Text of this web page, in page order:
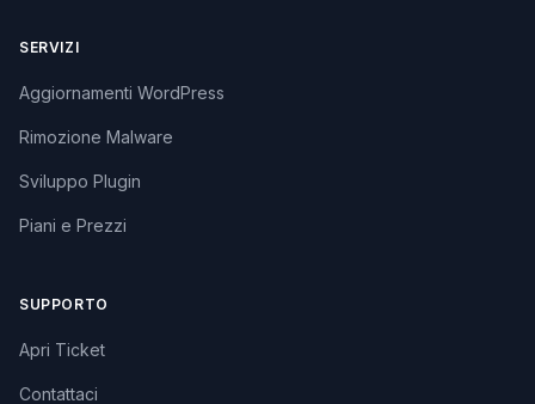
SERVIZI
Aggiornamenti WordPress
Rimozione Malware
Sviluppo Plugin
Piani e Prezzi
SUPPORTO
Apri Ticket
Contattaci